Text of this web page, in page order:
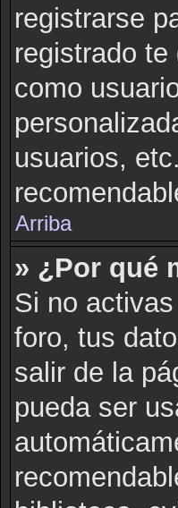
registrarse
registrado
como
usuarios,
Arriba
» ¿Por qué
Si no
foro, tus
salir de la
pueda ser